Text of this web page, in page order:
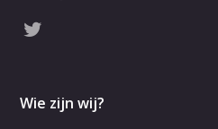
Wie zijn wij?